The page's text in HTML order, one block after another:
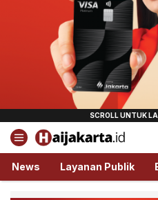
Haijakarta.id
Semua Tentang Jakarta
News Layanan Publik